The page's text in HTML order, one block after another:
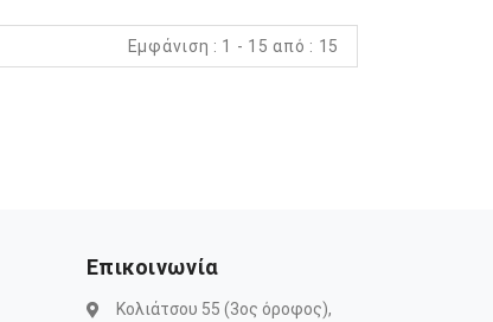
Εμφάνιση : 1 - 15 από : 15
Επικοινωνία
Κολιάτσου 55 (3ος όροφος),